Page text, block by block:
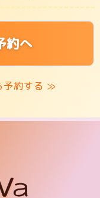
約へ
予約する ≫